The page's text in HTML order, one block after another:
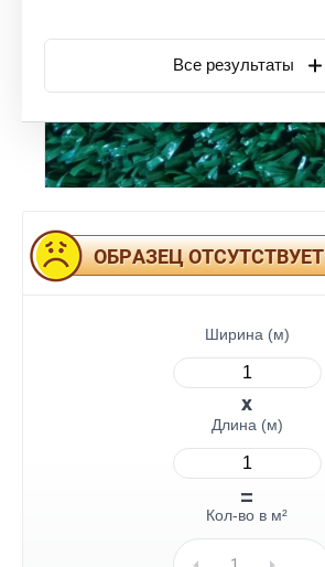
Все результаты
ОБРАЗЕЦ ОТСУТСТВУЕТ
Ширина (м)
Длина (м)
Кол-во в м²